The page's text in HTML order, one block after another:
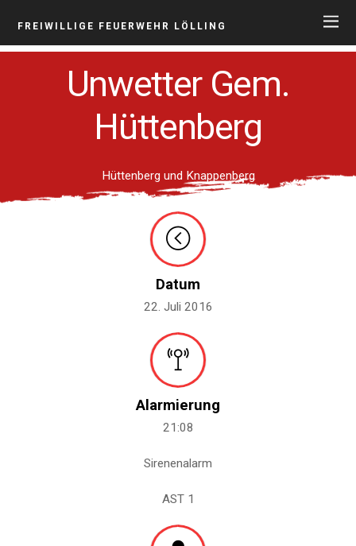
FREIWILLIGE FEUERWEHR LÖLLING
Unwetter Gem.
Hüttenberg
Hüttenberg und Knappenberg
Datum
22. Juli 2016
Alarmierung
21:08
Sirenenalarm
AST 1